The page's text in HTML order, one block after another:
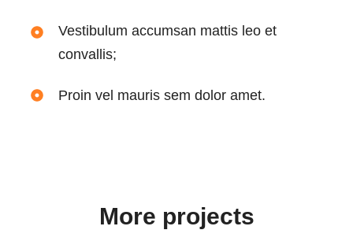
Vestibulum accumsan mattis leo et
convallis;
Proin vel mauris sem dolor amet.
More projects